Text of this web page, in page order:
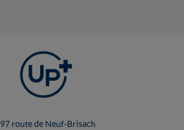
97 route de Neuf-Brisach